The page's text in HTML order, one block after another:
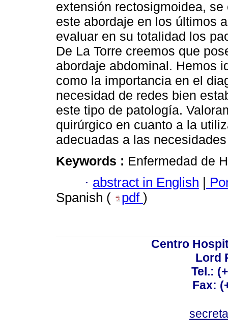
extensión rectosigmoidea,
este abordaje en los últimos
evaluar en su totalidad los
De La Torre creemos que
abordaje abdominal. Hemos
como la importancia en el
necesidad de redes bien
este tipo de patología.
quirúrgico en cuanto a la
adecuadas a las
Keywords : Enfermedad de
· abstract in English
Spanish (
pdf )
Centro
Lord
Tel.:
Fax: